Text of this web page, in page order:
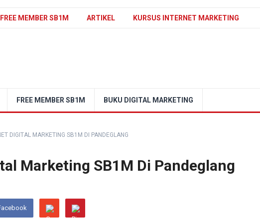
FREE MEMBER SB1M ARTIKEL KURSUS INTERNET MARKETING
FREE MEMBER SB1M BUKU DIGITAL MARKETING
DIGITAL MARKETING SB1M DI PANDEGLANG
Marketing SB1M Di Pandeglang